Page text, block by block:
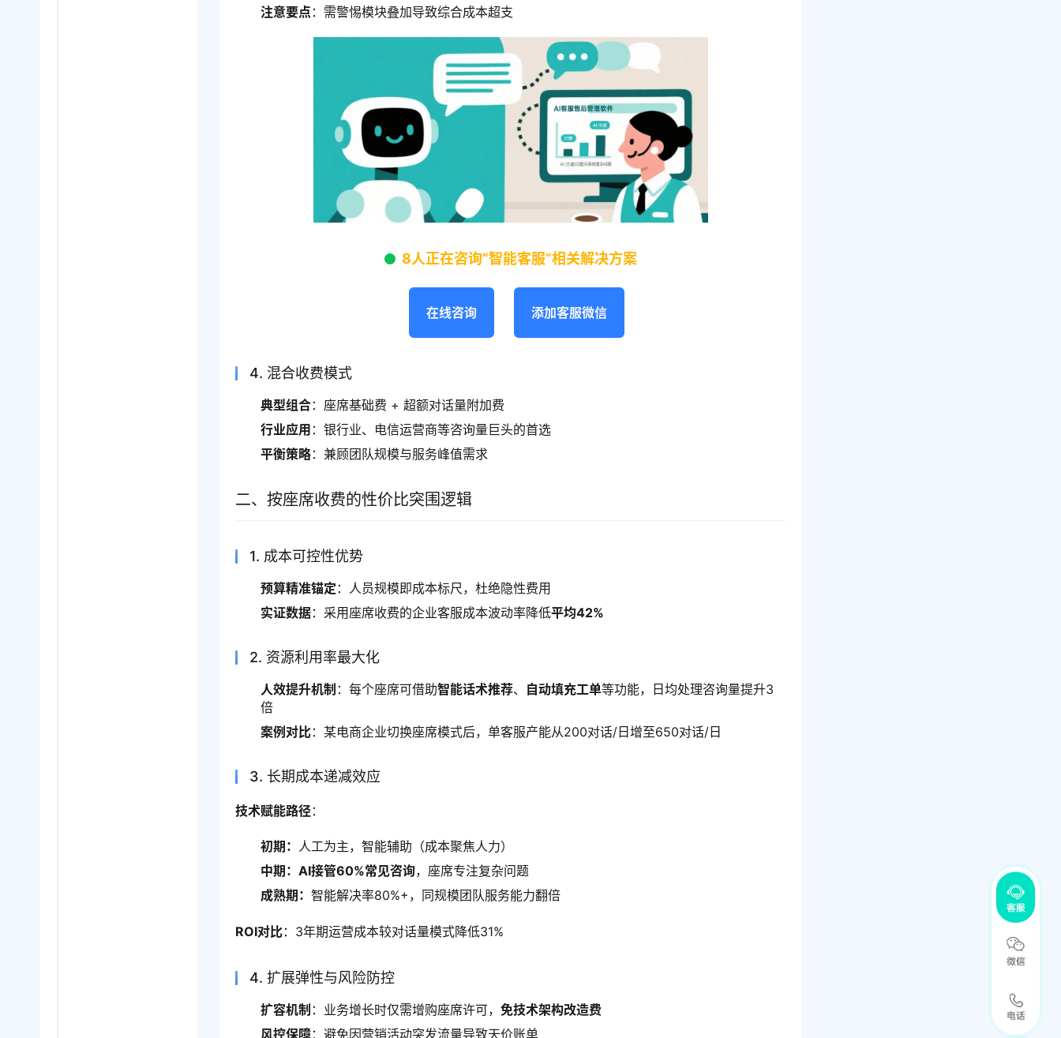
注意要点 ：需警惕模块叠加导致综合成本超支
8人正在咨询“智能客服”相关解决方案
在线咨询 添加客服微信
4. 混合收费模式
典型组合：座席基础费 + 超额对话量附加费
行业应用 ：银行业、电信运营商等咨询量巨头的首选
平衡策略：兼顾团队规模与服务峰值需求
二、按座席收费的性价比突围逻辑
1. 成本可控性优势
预算精准锚定 ：人员规模即成本标尺，杜绝隐性费用
实证数据：采用座席收费的企业客服成本波动率降低平均42%
2. 资源利用率最大化
人效提升机制 ：每个座席可借助智能话术推荐、 自动填充工单等功能，日均处理咨询量提升3
倍
案例对比：某电商企业切换座席模式后，单客服产能从200对话/日增至650对话/日
3. 长期成本递减效应
技术赋能路径：
初期： 人工为主，智能辅助（成本聚焦人力）
中期：AI接管60%常见咨询，座席专注复杂问题
成熟期：智能解决率80%+，同规模团队服务能力翻倍
ROI对比：3年期运营成本较对话量模式降低31%
4. 扩展弹性与风险防控
扩容机制 ：业务增长时仅需增购座席许可，免技术架构改造费
风控保障：避免因营销活动突发流量导致天价账单